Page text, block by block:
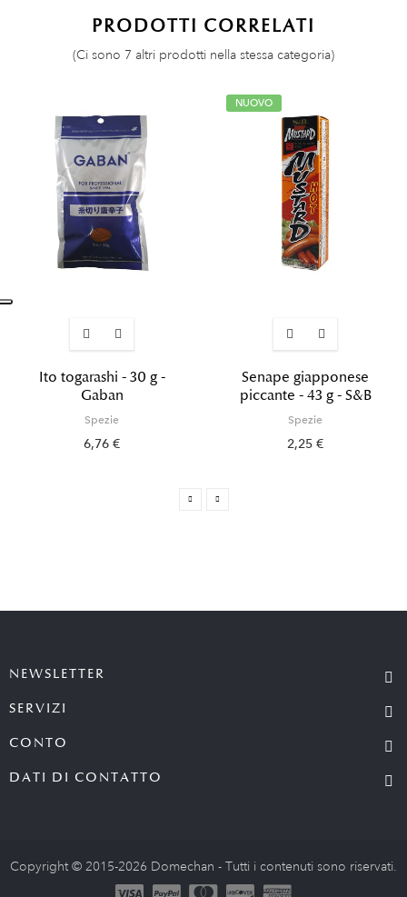
PRODOTTI CORRELATI
(Ci sono 7 altri prodotti nella stessa categoria)
Ito togarashi - 30 g -
Gaban
Spezie
6,76 €
NUOVO
Senape giapponese
piccante - 43 g - S&B
Spezie
2,25 €
NEWSLETTER
SERVIZI
CONTO
DATI DI CONTATTO
Copyright © 2015-2026 Domechan - Tutti i contenuti sono riservati.